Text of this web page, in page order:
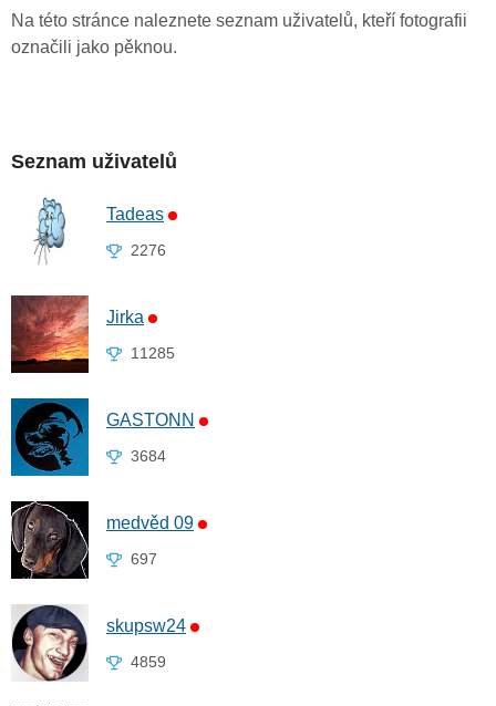
Na této stránce naleznete seznam uživatelů, kteří fotografii
označili jako pěknou.
Seznam uživatelů
Tadeas
2276
Jirka
11285
GASTONN
3684
medvěd 09
697
skupsw24
4859